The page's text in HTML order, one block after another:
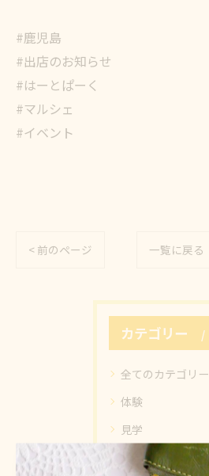
#鹿児島
#出店のお知らせ
#はーとぱーく
#マルシェ
#イベント
< 前のページ 一覧に戻る
カテゴリー
全てのカテゴリー
体験
見学
軽作業